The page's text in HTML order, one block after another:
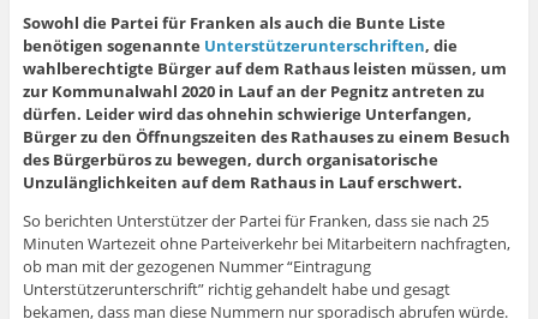
Sowohl die Partei für Franken als auch die Bunte Liste
benötigen sogenannte Unterstützerunterschriften, die
wahlberechtigte Bürger auf dem Rathaus leisten müssen, um
zur Kommunalwahl 2020 in Lauf an der Pegnitz antreten zu
dürfen. Leider wird das ohnehin schwierige Unterfangen,
Bürger zu den Öffnungszeiten des Rathauses zu einem Besuch
des Bürgerbüros zu bewegen, durch organisatorische
Unzulänglichkeiten auf dem Rathaus in Lauf erschwert.
So berichten Unterstützer der Partei für Franken, dass sie nach 25
Minuten Wartezeit ohne Parteiverkehr bei Mitarbeitern nachfragten,
ob man mit der gezogenen Nummer “Eintragung
Unterstützerunterschrift” richtig gehandelt habe und gesagt
bekamen, dass man diese Nummern nur sporadisch abrufen würde.